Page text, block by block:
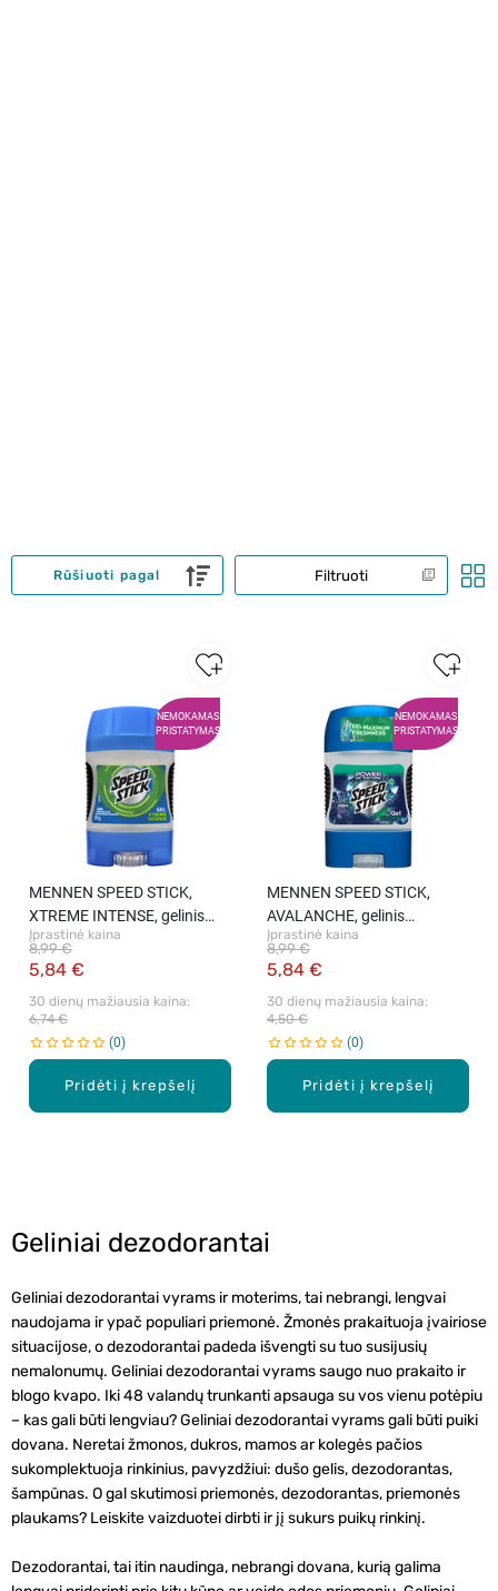
Filtruoti
Rūšiuoti pagal
NEMOKAMAS
PRISTATYMAS
Pridėti į krepšelį
MENNEN SPEED STICK,
XTREME INTENSE, gelinis
antiperspirantas, 85 g.
Įprastinė kaina
5,84 €
8,99 €
30 dienų mažiausia kaina:
6,74 €
0
NEMOKAMAS
PRISTATYMAS
Pridėti į krepšelį
MENNEN SPEED STICK,
AVALANCHE, gelinis
antiperspirantas, 85 g.
Įprastinė kaina
5,84 €
8,99 €
30 dienų mažiausia kaina:
4,50 €
0
Geliniai dezodorantai
Geliniai dezodorantai vyrams ir moterims, tai nebrangi, lengvai
naudojama ir ypač populiari priemonė. Žmonės prakaituoja įvairiose
situacijose, o dezodorantai padeda išvengti su tuo susijusių
nemalonumų. Geliniai dezodorantai vyramssaugo nuo prakaito ir
blogo kvapo. Iki 48 valandų trunkanti apsauga su vos vienu potėpiu
– kas gali būti lengviau? Geliniai dezodorantai vyrams gali būti puiki
dovana. Neretai žmonos, dukros, mamos ar kolegės pačios
sukomplektuoja rinkinius, pavyzdžiui: dušo gelis, dezodorantas,
šampūnas. O gal skutimosi priemonės, dezodorantas, priemonės
plaukams? Leiskite vaizduotei dirbti ir jį sukurs puikų rinkinį.
Dezodorantai, tai itin naudinga, nebrangi dovana, kurią galima